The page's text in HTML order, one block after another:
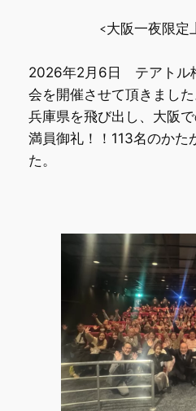
<大阪一夜限定
2026年2月6日 テアトル
会を開催させて頂きました
兵庫県を飛び出し、大阪で
満員御礼！！113名のかた
た。